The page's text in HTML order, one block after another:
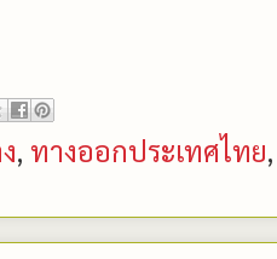
, ทางออกประเทศไทย